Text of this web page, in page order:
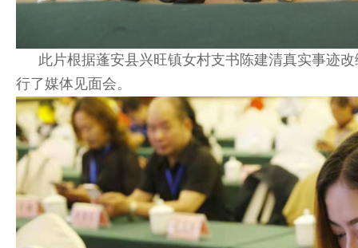
此片根据蓬安县兴旺镇女村支书陈建清真实事迹
行了媒体见面会。